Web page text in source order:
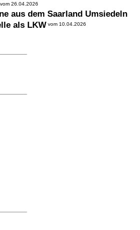
vom 26.04.2026
aus dem Saarland Umsiedeln
als LKW vom 10.04.2026